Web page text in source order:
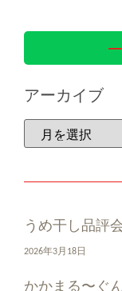
アーカイブ
うめ干し品評
2026年3月18日
かかまる〜ぐ